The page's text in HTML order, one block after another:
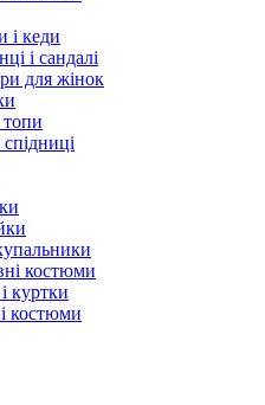
і кеди
і сандалі
для жінок
костюми
куртки
костюми